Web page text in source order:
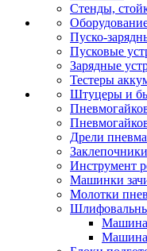
Стенды,
Пуско-
Пусковые
Зарядные
Тестеры
Штуцеры и
Дрели
Инструмент
Машинки
Молотки
Машина
Машина